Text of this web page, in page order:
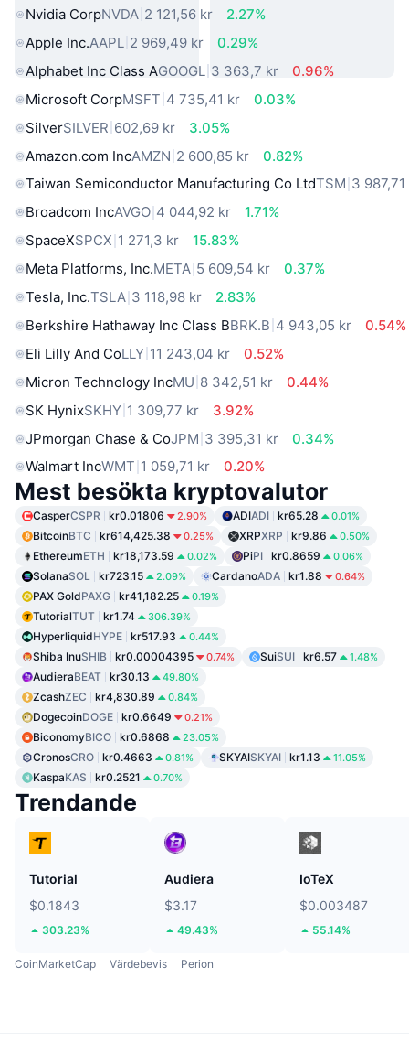
Nvidia CorpNVDA 2 121,56 kr
2.27%
Apple Inc.AAPL 2 969,49 kr
0.29%
Alphabet Inc Class AGOOGL 3 363,7 kr
0.96%
Microsoft CorpMSFT 4 735,41 kr
0.03%
SilverSILVER 602,69 kr
3.05%
Amazon.com IncAMZN 2 600,85 kr
0.82%
Taiwan Semiconductor Manufacturing Co LtdTSM 3
Broadcom IncAVGO 4 044,92 kr
1.71%
SpaceXSPCX 1 271,3 kr
15.83%
Meta Platforms, Inc.META 5 609,54 kr
0.37%
Tesla, Inc.TSLA 3 118,98 kr
2.83%
Berkshire Hathaway Inc Class BBRK.B 4 943,05 kr
0.54%
Eli Lilly And CoLLY 11 243,04 kr
0.52%
Micron Technology IncMU 8 342,51 kr
0.44%
SK HynixSKHY 1 309,77 kr
3.92%
JPmorgan Chase & CoJPM 3 395,31 kr
0.34%
Walmart IncWMT 1 059,71 kr 0.20%
Mest besökta kryptovalutor
CasperCSPR kr0.01806 2.90% ADIADI kr65.28 0.01%
BitcoinBTC kr614,425.38 0.25% XRPXRP kr9.86 0.50%
EthereumETH kr18,173.59 0.02% PiPI kr0.8659 0.06%
SolanaSOL kr723.15 2.09% CardanoADA kr1.88 0.64%
PAX GoldPAXG kr41,182.25 0.19%
TutorialTUT kr1.74 306.39%
HyperliquidHYPE kr517.93 0.44%
Shiba InuSHIB kr0.00004395 0.74% SuiSUI kr6.57 1.48%
AudieraBEAT kr30.13 49.80%
ZcashZEC kr4,830.89 0.84%
DogecoinDOGE kr0.6649 0.21%
BiconomyBICO kr0.6868 23.05%
CronosCRO kr0.4663 0.81% SKYAISKYAI kr1.13 11.05%
KaspaKAS kr0.2521 0.70%
Trendande
Tutorial
$0.1843
303.23%
Audiera
$3.17
49.43%
IoTeX
$0.003487
55.14%
CoinMarketCap Värdebevis Perion